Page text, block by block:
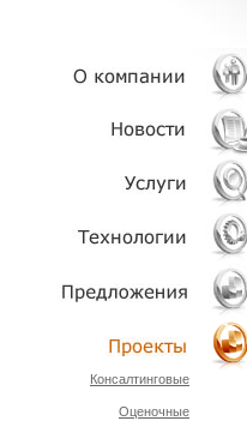
О КОМПАНИИ
НОВОСТИ
УСЛУГИ
ТЕХНОЛОГИИ
ОБЪЕКТЫ
ПРОЕКТЫ
Консалтинговые
Оценочные